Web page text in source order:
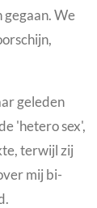
We
geleden
'hetero sex',
terwijl zij
mij bi-